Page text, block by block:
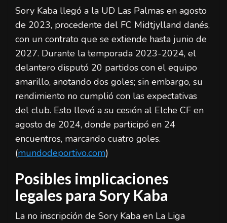
Sory Kaba llegó a la UD Las Palmas en agosto
de 2023, procedente del FC Midtjylland danés,
con un contrato que se extiende hasta junio de
2027. Durante la temporada 2023-2024, el
delantero disputó 20 partidos con el equipo
amarillo, anotando dos goles; sin embargo, su
rendimiento no cumplió con las expectativas
del club. Esto llevó a su cesión al Elche CF en
agosto de 2024, donde participó en 24
encuentros, marcando cuatro goles.
(mundodeportivo.com)
Posibles implicaciones
legales para Sory Kaba
La no inscripción de Sory Kaba en La Liga